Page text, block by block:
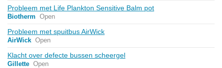
Probleem met Life Plankton Sensitive Balm pot
Biotherm Open
Probleem met spuitbus AirWick
AirWick Open
Klacht over defecte bussen scheergel
Gillette Open